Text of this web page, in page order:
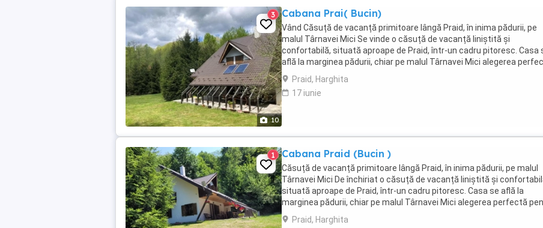
10
3 Cabana Prai( Bucin)
Vând Căsuță de vacanță primitoare lângă Praid, în inima pădurii, pe
malul Târnavei Mici Se vinde o căsuță de vacanță liniștită și
confortabilă, situată aproape de Praid, într-un cadru pitoresc. Casa
află la marginea pădurii, chiar pe malul Târnavei Mici alegerea
pentru cei care doresc să ...
Praid, Harghita
17 iunie
1 Cabana Praid (Bucin )
Căsuță de vacanță primitoare lângă Praid, în inima pădurii, pe malul
Târnavei Mici De închiriat o căsuță de vacanță liniștită și
situată aproape de Praid, într-un cadru pitoresc. Casa se află la
marginea pădurii, chiar pe malul Târnavei Mici alegerea perfectă
cei care doresc să ...
Praid, Harghita